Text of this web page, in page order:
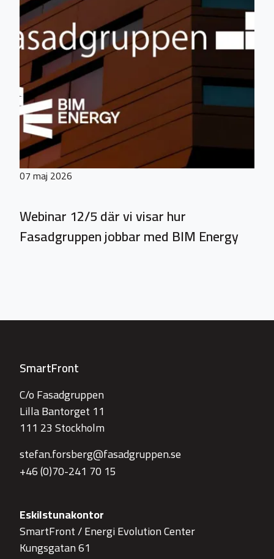
07 maj 2026
Webinar 12/5 där vi visar hur
Fasadgruppen jobbar med BIM Energy
SmartFront
C/o Fasadgruppen
Lilla Bantorget 11
111 23 Stockholm
stefan.forsberg@fasadgruppen.se
+46 (0)70-241 70 15
Eskilstunakontor
SmartFront / Energi Evolution Center
Kungsgatan 61